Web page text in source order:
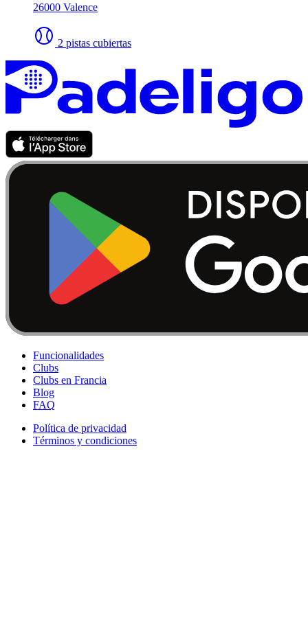
26000 Valence
2 pistas cubiertas
Funcionalidades
Clubs
Clubs en Francia
Blog
FAQ
Política de privacidad
Términos y condiciones